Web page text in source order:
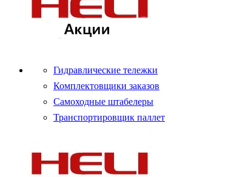
Гидравлические тележки
Комплектовщики заказов
Самоходные штабелеры
Транспортировщик паллет